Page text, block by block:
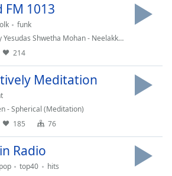
FM 1013
funk
Shwetha Mohan - Neelakkannulla Maanea .
214
Meditation
- Spherical (Meditation)
185 76
Radio
pop top40
hits